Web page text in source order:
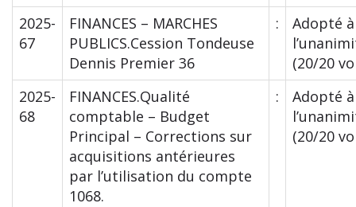
2025-
67
FINANCES – MARCHES
PUBLICS.Cession Tondeuse
Dennis Premier 36
:
Adopté à
(20/20
2025-
68
FINANCES.Qualité
comptable – Budget
Principal – Corrections sur
acquisitions antérieures
par l’utilisation du compte
1068.
:
Adopté à
(20/20